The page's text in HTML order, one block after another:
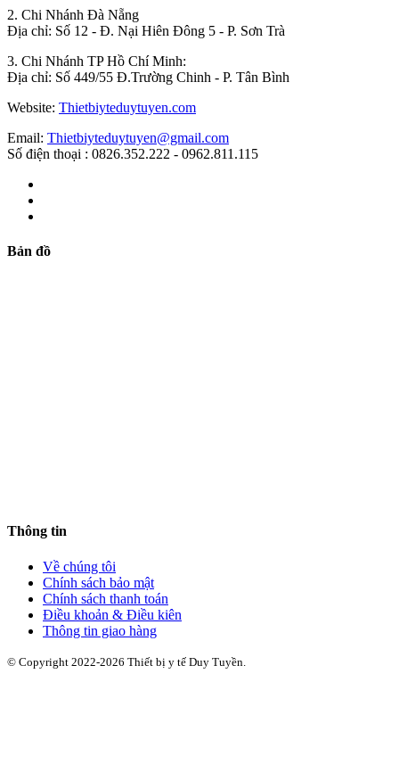
2. Chi Nhánh Đà Nẵng
Địa chỉ: Số 12 - Đ. Nại Hiên Đông 5 - P. Sơn Trà
3. Chi Nhánh TP Hồ Chí Minh:
Địa chỉ: Số 449/55 Đ.Trường Chinh - P. Tân Bình
Website: Thietbiyteduytuyen.com
Email: Thietbiyteduytuyen@gmail.com
Số điện thoại : 0826.352.222 - 0962.811.115
Bản đồ
Thông tin
Về chúng tôi
Chính sách bảo mật
Chính sách thanh toán
Điều khoản & Điều kiên
Thông tin giao hàng
© Copyright 2022-2026 Thiết bị y tế Duy Tuyền.